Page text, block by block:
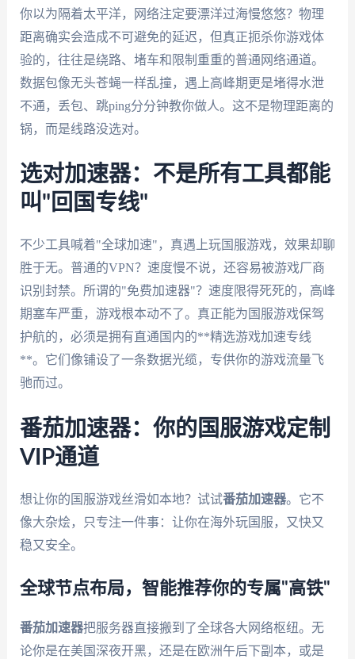
你以为隔着太平洋，网络注定要漂洋过海慢悠悠？物理
距离确实会造成不可避免的延迟，但真正扼杀你游戏体
验的，往往是绕路、堵车和限制重重的普通网络通道。
数据包像无头苍蝇一样乱撞，遇上高峰期更是堵得水泄
不通，丢包、跳ping分分钟教你做人。这不是物理距离的
锅，而是线路没选对。
选对加速器：不是所有工具都能
叫"回国专线"
不少工具喊着"全球加速"，真遇上玩国服游戏，效果却聊
胜于无。普通的VPN？速度慢不说，还容易被游戏厂商
识别封禁。所谓的"免费加速器"？速度限得死死的，高峰
期塞车严重，游戏根本动不了。真正能为国服游戏保驾
护航的，必须是拥有直通国内的**精选游戏加速专线
**。它们像铺设了一条数据光缆，专供你的游戏流量飞
驰而过。
番茄加速器：你的国服游戏定制
VIP通道
想让你的国服游戏丝滑如本地？试试番茄加速器。它不
像大杂烩，只专注一件事：让你在海外玩国服，又快又
稳又安全。
全球节点布局，智能推荐你的专属"高铁"
番茄加速器把服务器直接搬到了全球各大网络枢纽。无
论你是在美国深夜开黑，还是在欧洲午后下副本，或是